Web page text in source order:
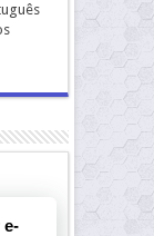
e-